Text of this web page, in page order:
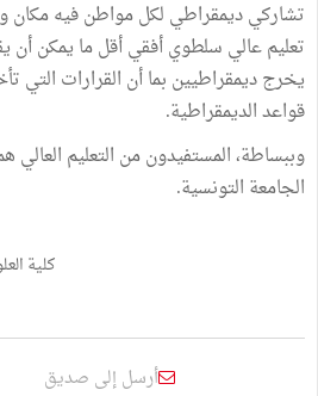
تشاركي ديمقراطي لكل مواطن فيه
تعليم عالي سلطوي أفقي أقل ما يمكن أن
يخرج ديمقراطيين بما أن القرارات التي
قواعد الديمقراطية.
وببساطة، المستفيدون من التعليم
الجامعة التونسية.
كلية
أرسل إلى صديق